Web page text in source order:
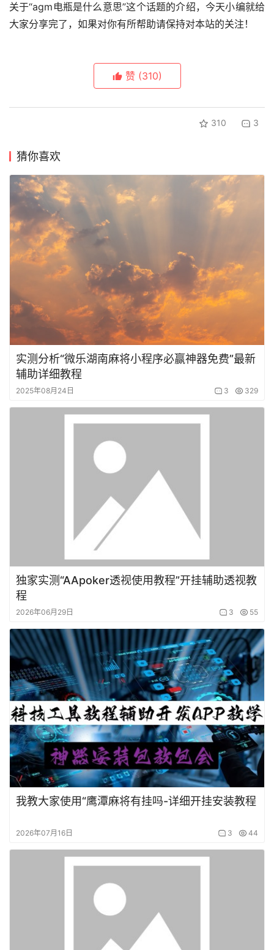
关于“agm电瓶是什么意思”这个话题的介绍，今天小编就给
大家分享完了，如果对你有所帮助请保持对本站的关注！
赞 (310)
310 3
猜你喜欢
实测分析“微乐湖南麻将小程序必赢神器免费”最新
辅助详细教程
2025年08月24日 3 329
独家实测“AApoker透视使用教程”开挂辅助透视教
程
2026年06月29日 3 55
我教大家使用“鹰潭麻将有挂吗-详细开挂安装教程
2026年07月16日 3 44